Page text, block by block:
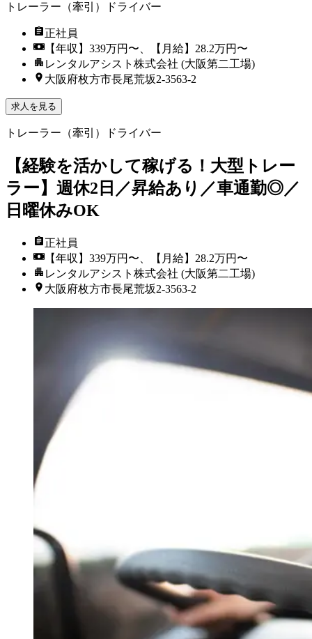
トレーラー（牽引）ドライバー
正社員
【年収】339万円〜、【月給】28.2万円〜
レンタルアシスト株式会社 (大阪第二工場)
大阪府枚方市長尾荒坂2-3563-2
求人を見る
トレーラー（牽引）ドライバー
【経験を活かして稼げる！大型トレー
ラー】週休2日／昇給あり／車通勤◎／
日曜休みOK
正社員
【年収】339万円〜、【月給】28.2万円〜
レンタルアシスト株式会社 (大阪第二工場)
大阪府枚方市長尾荒坂2-3563-2